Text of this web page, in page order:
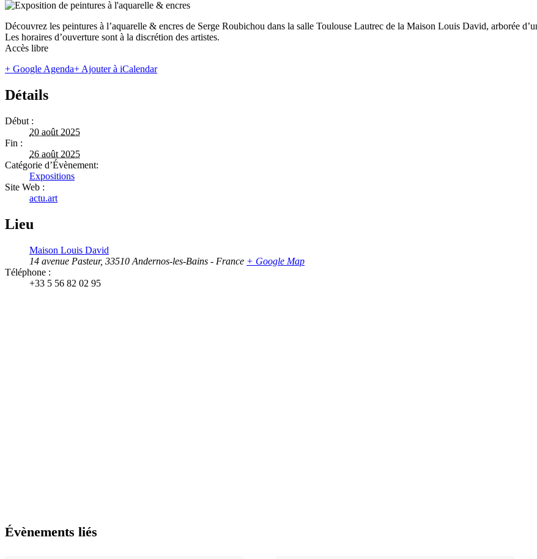
Découvrez les peintures à l’aquarelle & encres de Serge Roubichou dans la salle Toulouse Lautrec de la Maison Louis David, arborée
Les horaires d’ouverture sont à la discrétion des artistes.
Accès libre
+ Google Agenda+ Ajouter à iCalendar
Détails
Début :
20 août 2025
Fin :
26 août 2025
Catégorie d’Évènement:
Expositions
Site Web :
actu.art
Lieu
Maison Louis David
14 avenue Pasteur, 33510 Andernos-les-Bains - France + Google Map
Téléphone :
+33 5 56 82 02 95
Évènements liés